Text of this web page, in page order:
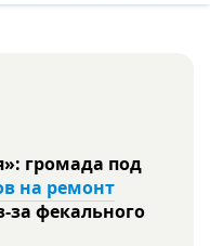
громада под
на ремонт
за фекального